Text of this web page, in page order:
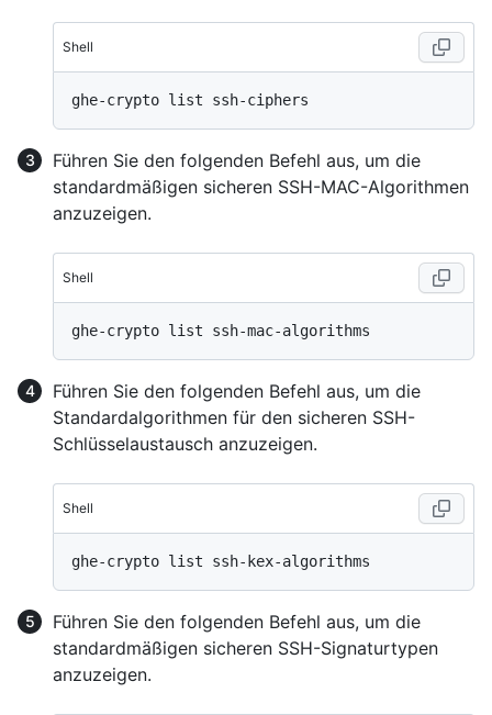
Shell
Führen Sie den folgenden Befehl aus, um die
standardmäßigen sicheren SSH-MAC-Algorithmen
anzuzeigen.
Shell
Führen Sie den folgenden Befehl aus, um die
Standardalgorithmen für den sicheren SSH-
Schlüsselaustausch anzuzeigen.
Shell
Führen Sie den folgenden Befehl aus, um die
standardmäßigen sicheren SSH-Signaturtypen
anzuzeigen.